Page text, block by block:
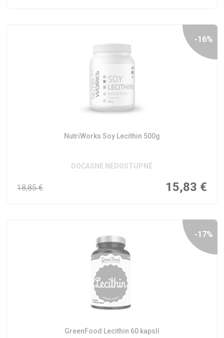
-16%
NutriWorks Soy Lecithin 500g
DOČASNĚ NEDOSTUPNÉ
18,85€ 15,83 €
-17%
GreenFood Lecithin 60 kapslí